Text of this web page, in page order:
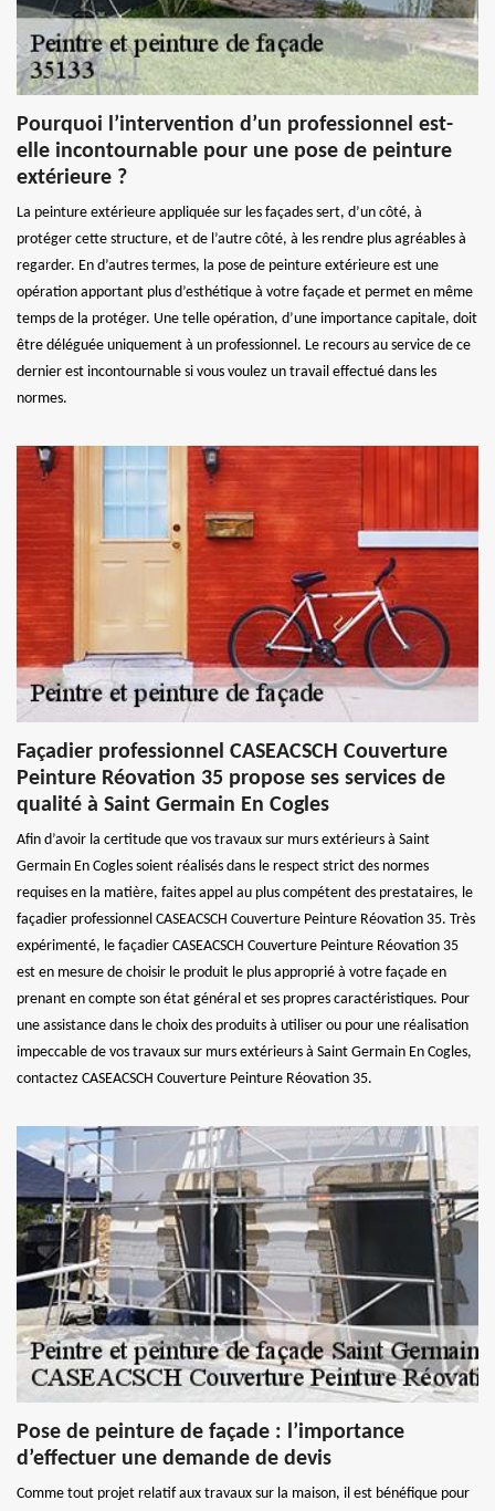
Pourquoi l’intervention d’un professionnel est-
elle incontournable pour une pose de peinture
extérieure ?
La peinture extérieure appliquée sur les façades sert, d’un côté, à
protéger cette structure, et de l’autre côté, à les rendre plus agréables à
regarder. En d’autres termes, la pose de peinture extérieure est une
opération apportant plus d’esthétique à votre façade et permet en même
temps de la protéger. Une telle opération, d’une importance capitale, doit
être déléguée uniquement à un professionnel. Le recours au service de ce
dernier est incontournable si vous voulez un travail effectué dans les
normes.
Façadier professionnel CASEACSCH Couverture
Peinture Réovation 35 propose ses services de
qualité à Saint Germain En Cogles
Afin d’avoir la certitude que vos travaux sur murs extérieurs à Saint
Germain En Cogles soient réalisés dans le respect strict des normes
requises en la matière, faites appel au plus compétent des prestataires, le
façadier professionnel CASEACSCH Couverture Peinture Réovation 35. Très
expérimenté, le façadier CASEACSCH Couverture Peinture Réovation 35
est en mesure de choisir le produit le plus approprié à votre façade en
prenant en compte son état général et ses propres caractéristiques. Pour
une assistance dans le choix des produits à utiliser ou pour une réalisation
impeccable de vos travaux sur murs extérieurs à Saint Germain En Cogles,
contactez CASEACSCH Couverture Peinture Réovation 35.
Pose de peinture de façade : l’importance
d’effectuer une demande de devis
Comme tout projet relatif aux travaux sur la maison, il est bénéfique pour